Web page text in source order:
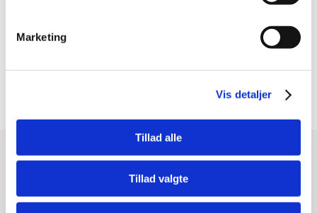
Marketing
Vis detaljer
Tillad alle
Tillad valgte
Information Specifikationer
Modtag vores nyhedsbrev
Nyheder og katalog - én gang om måneden